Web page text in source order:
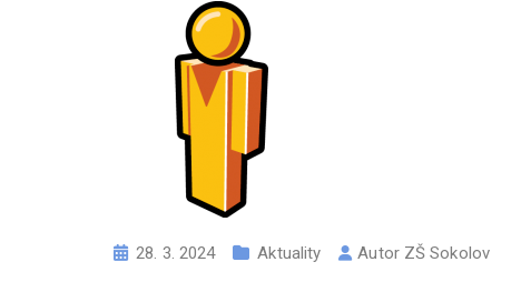
28. 3. 2024 Aktuality Autor ZŠ Sokolov